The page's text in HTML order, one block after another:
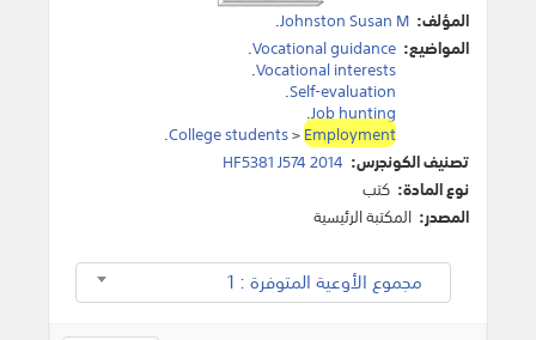
المؤلف: Johnston Susan M
.
المواضيع: Vocational guidance
.
Vocational interests
.
Self-evaluation
.
Job hunting
.
College students>Employment
.
تصنيف الكونجرس: HF5381 J574 2014
نوع المادة: كتب
المصدر: المكتبة الرئيسية
مجموع الأوعية المتوفرة : 1